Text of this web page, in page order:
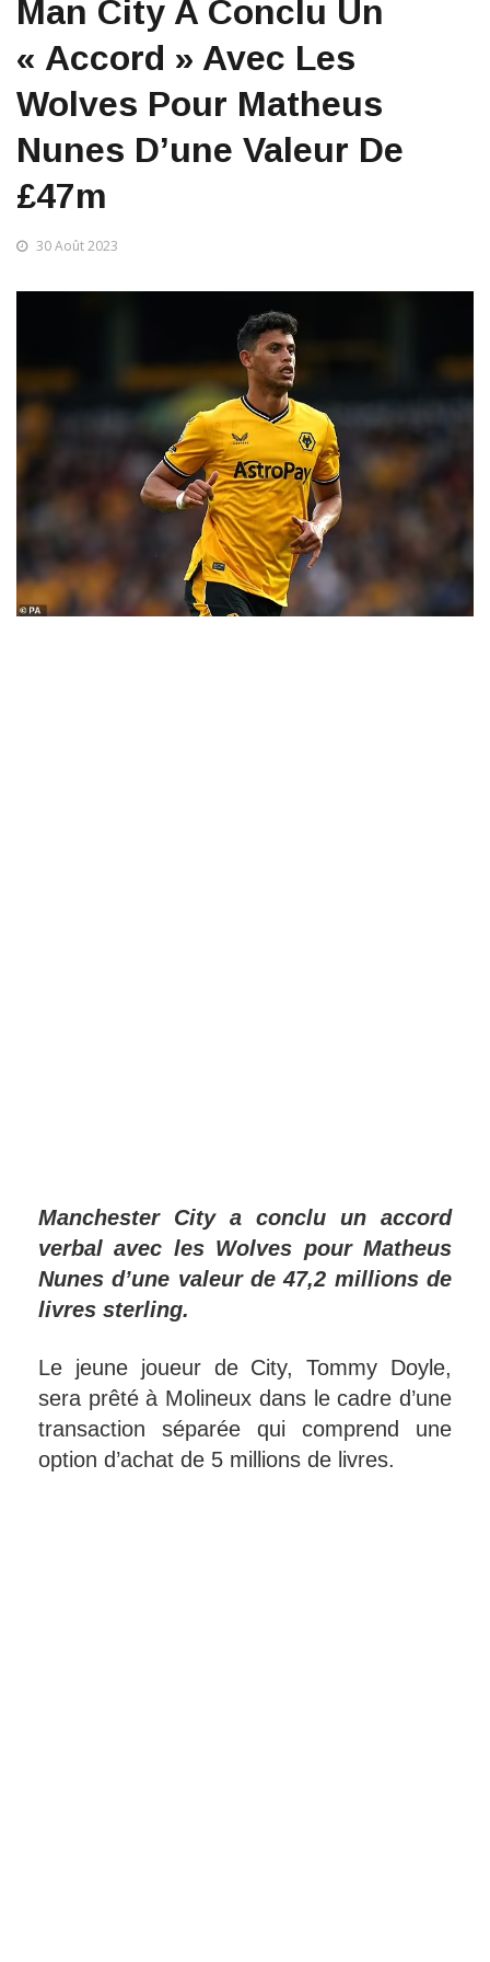
Man City A Conclu Un
« Accord » Avec Les
Wolves Pour Matheus
Nunes D’une Valeur De
£47m
30 Août 2023
Manchester City a conclu un accord
verbal avec les Wolves pour Matheus
Nunes d’une valeur de 47,2 millions de
livres sterling.
Le jeune joueur de City, Tommy Doyle,
sera prêté à Molineux dans le cadre d’une
transaction séparée qui comprend une
option d’achat de 5 millions de livres.